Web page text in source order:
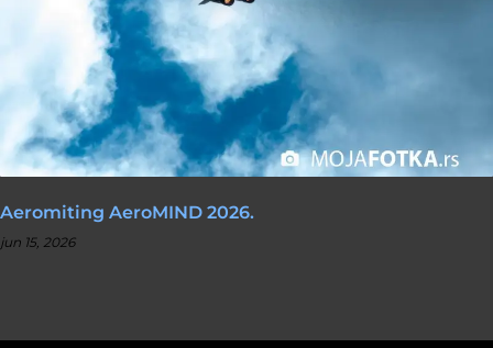
Aeromiting AeroMIND 2026.
jun 15, 2026